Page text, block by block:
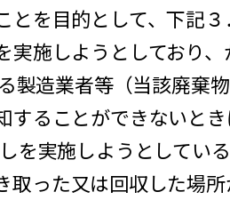
を目的として、下記
施しようとしており、
製造業者等（当該廃棄
することができないと
実施しようとしている
った又は回収した場